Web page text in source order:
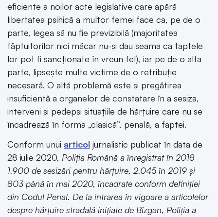
eficiente a noilor acte legislative care apără
libertatea psihică a multor femei face ca, pe de o
parte, legea să nu fie previzibilă (majoritatea
făptuitorilor nici măcar nu-și dau seama ca faptele
lor pot fi sancționate în vreun fel), iar pe de o alta
parte, lipsește multe victime de o retribuție
necesară. O altă problemă este și pregătirea
insuficientă a organelor de constatare în a sesiza,
interveni și pedepsi situațiile de hărțuire care nu se
încadrează în forma „clasică”, penală, a faptei.
Conform unui articol jurnalistic publicat în data de
28 iulie 2020, Poliția Română a înregistrat în 2018
1.900 de sesizări pentru hărțuire, 2.045 în 2019 și
803 până în mai 2020, încadrate conform definiției
din Codul Penal. De la intrarea în vigoare a articolelor
despre hărțuire stradală inițiate de Bîzgan, Poliția a